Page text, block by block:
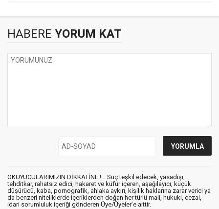
HABERE YORUM KAT
OKUYUCULARIMIZIN DİKKATİNE !... Suç teşkil edecek, yasadışı,
tehditkar, rahatsız edici, hakaret ve küfür içeren, aşağılayıcı, küçük
düşürücü, kaba, pornografik, ahlaka aykırı, kişilik haklarına zarar verici ya
da benzeri niteliklerde içeriklerden doğan her türlü mali, hukuki, cezai,
idari sorumluluk içeriği gönderen Üye/Üyeler’e aittir.